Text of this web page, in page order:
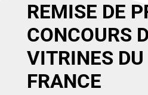
REMISE DE
CONCOURS
VITRINES DU
FRANCE